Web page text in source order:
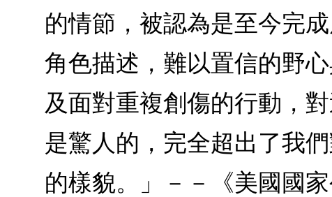
的情節，被認為是至今完
角色描述，難以置信的野
及面對重複創傷的行動，
是驚人的，完全超出了我
的樣貌。」－－《美國國